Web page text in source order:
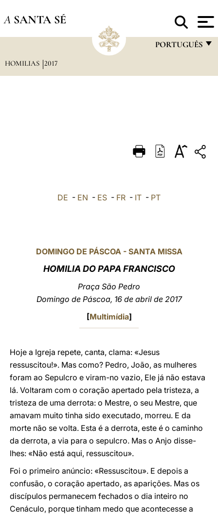
A SANTA SÉ
PORTUGUÊS
DEUTSCH
العربيّة
HOMILIAS 2017
DE - EN - ES - FR - IT - PT
DOMINGO DE PÁSCOA - SANTA MISSA
HOMILIA DO PAPA FRANCISCO
Praça São Pedro
Domingo de Páscoa, 16 de abril de 2017
[Multimídia]
Hoje a Igreja repete, canta, clama: «Jesus
ressuscitou!». Mas como? Pedro, João, as mulheres
foram ao Sepulcro e viram-no vazio, Ele já não estava
lá. Voltaram com o coração apertado pela tristeza, a
tristeza de uma derrota: o Mestre, o seu Mestre, que
amavam muito tinha sido executado, morreu. E da
morte não se volta. Esta é a derrota, este é o caminho
da derrota, a via para o sepulcro. Mas o Anjo disse-
lhes: «Não está aqui, ressuscitou».
Foi o primeiro anúncio: «Ressuscitou». E depois a
confusão, o coração apertado, as aparições. Mas os
discípulos permanecem fechados o dia inteiro no
Cenáculo, porque tinham medo que acontecesse a